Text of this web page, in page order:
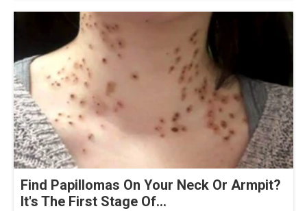
Find Papillomas On Your Neck Or Armpit?
It's The First Stage Of...